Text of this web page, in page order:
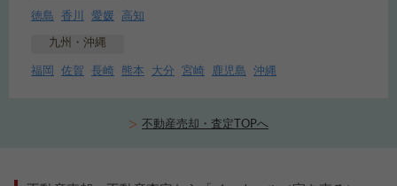
徳島 香川 愛媛 高知
九州・沖縄
福岡 佐賀 長崎 熊本 大分 宮崎 鹿児島 沖縄
不動産売却・査定TOPへ